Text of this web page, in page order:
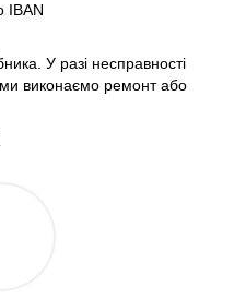
IBAN
У разі несправності
ми виконаємо ремонт або